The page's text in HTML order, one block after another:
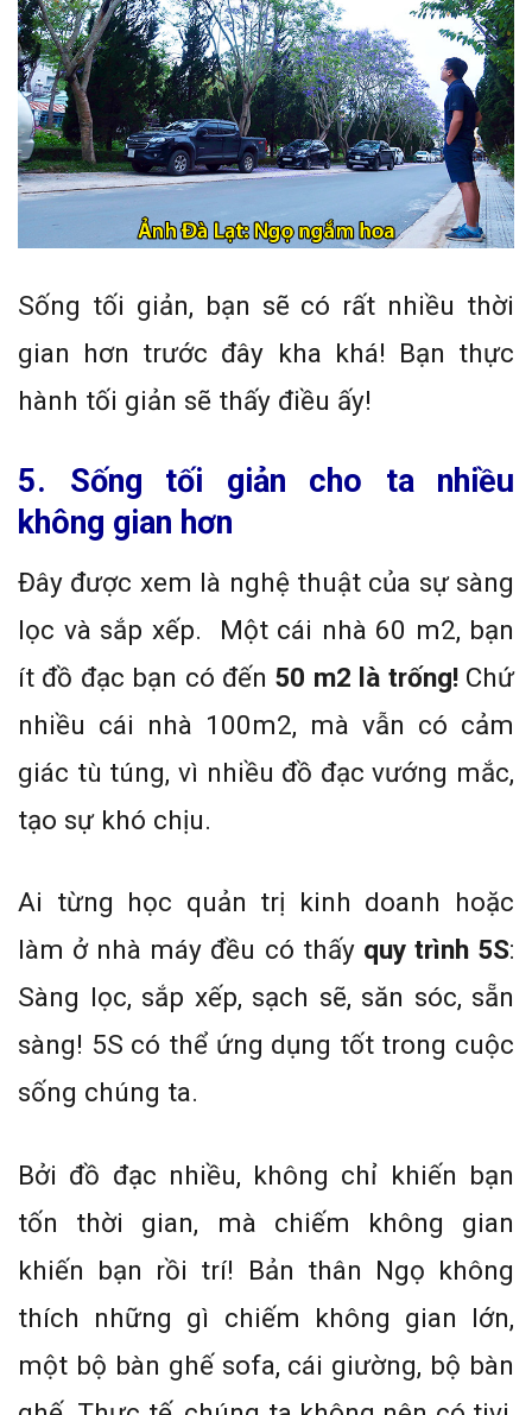
Sống tối giản, bạn sẽ có rất nhiều thời
gian hơn trước đây kha khá! Bạn thực
hành tối giản sẽ thấy điều ấy!
5. Sống tối giản cho ta nhiều
không gian hơn
Đây được xem là nghệ thuật của sự sàng
lọc và sắp xếp. Một cái nhà 60 m2, bạn
ít đồ đạc bạn có đến 50 m2 là trống! Chứ
nhiều cái nhà 100m2, mà vẫn có cảm
giác tù túng, vì nhiều đồ đạc vướng mắc,
tạo sự khó chịu.
Ai từng học quản trị kinh doanh hoặc
làm ở nhà máy đều có thấy quy trình 5S:
Sàng lọc, sắp xếp, sạch sẽ, săn sóc, sẵn
sàng! 5S có thể ứng dụng tốt trong cuộc
sống chúng ta.
Bởi đồ đạc nhiều, không chỉ khiến bạn
tốn thời gian, mà chiếm không gian
khiến bạn rồi trí! Bản thân Ngọ không
thích những gì chiếm không gian lớn,
một bộ bàn ghế sofa, cái giường, bộ bàn